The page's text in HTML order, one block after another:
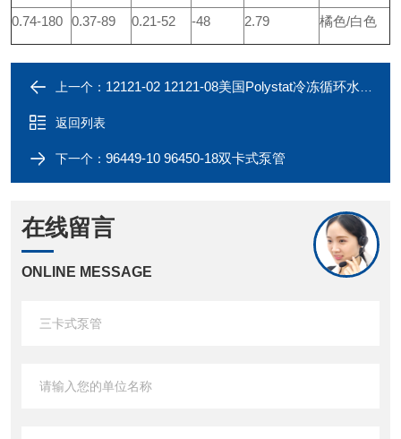
0.74-180 0.37-89 0.21-52 -48 2.79 橘色/白色
上一个： 12121-02 12121-08美国Polystat冷冻循环水浴*授权代理
返回列表
下一个： 96449-10 96450-18双卡式泵管
在线留言
ONLINE MESSAGE